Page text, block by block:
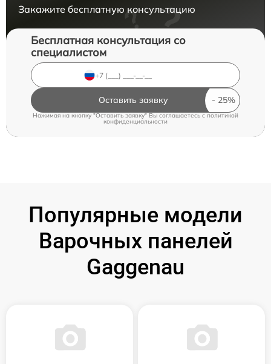
Закажите бесплатную консультацию
Бесплатная консультация со
специалистом
Оставить заявку
Нажимая на кнопку "Оставить заявку" Вы соглашаетесь c политикой
конфиденциальности
Популярные модели
Варочных панелей
Gaggenau